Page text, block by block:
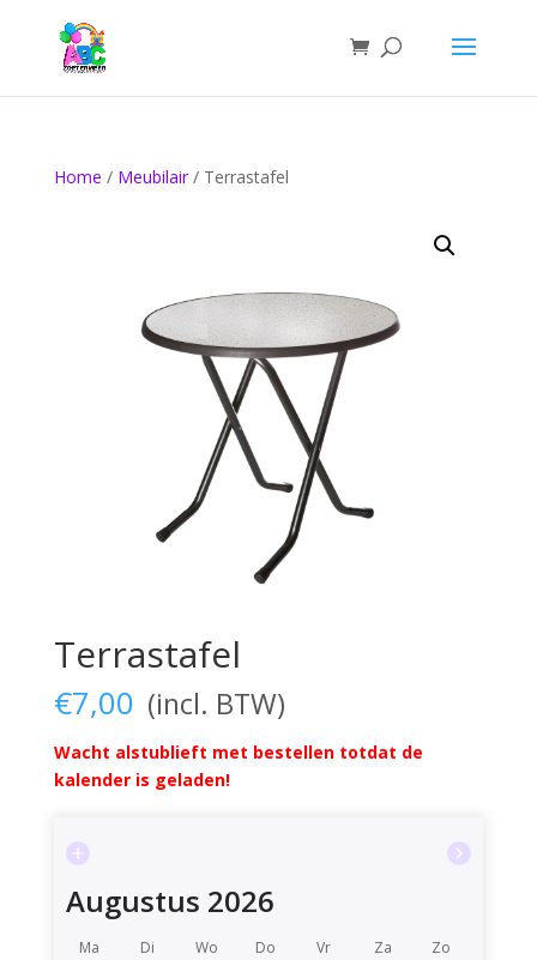
Home / Meubilair/ Terrastafel
Terrastafel
€7,00
Wacht alstublieft met bestellen totdat de
kalender is geladen!
Augustus 2026
Ma Di Wo Do Vr Za
Zo